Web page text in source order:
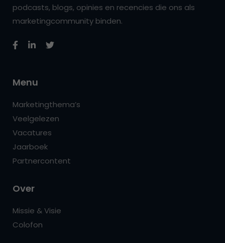
podcasts, blogs, opinies en recencies die ons als
marketingcommunity binden.
Menu
Marketingthema’s
Veelgelezen
Vacatures
Jaarboek
Partnercontent
Over
Missie & Visie
Colofon